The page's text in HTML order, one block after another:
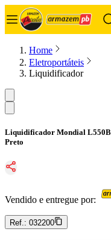
Home
Eletroportáteis
Liquidificador
Liquidificador Mondial
Preto
Vendido e entregue por:
Ref.: 032200